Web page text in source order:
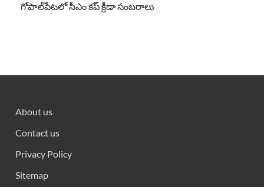
గోపాల్‌పేటలో సీఎం కప్ క్రీడా సంబరాలు
About us
Contact us
Privacy Policy
Sitemap